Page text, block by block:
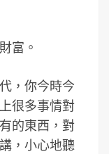
富。
，你今時今
很多事情對
的東西，對
，小心地聽